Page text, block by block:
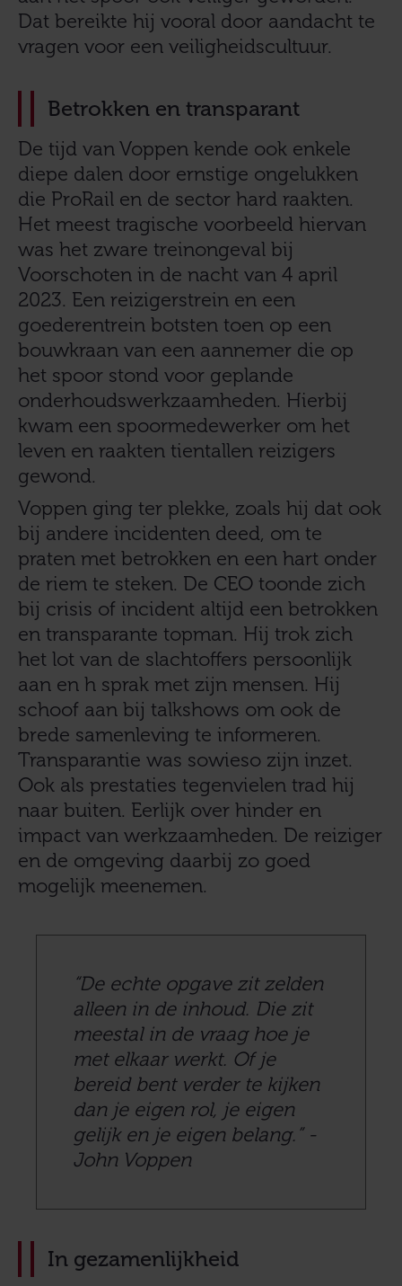
Dat bereikte hij vooral door aandacht te
vragen voor een veiligheidscultuur.
Betrokken en transparant
De tijd van Voppen kende ook enkele
diepe dalen door ernstige ongelukken
die ProRail en de sector hard raakten.
Het meest tragische voorbeeld hiervan
was het zware treinongeval bij
Voorschoten in de nacht van 4 april
2023. Een reizigerstrein en een
goederentrein botsten toen op een
bouwkraan van een aannemer die op
het spoor stond voor geplande
onderhoudswerkzaamheden. Hierbij
kwam een spoormedewerker om het
leven en raakten tientallen reizigers
gewond.
Voppen ging ter plekke, zoals hij dat ook
bij andere incidenten deed, om te
praten met betrokken en een hart onder
de riem te steken. De CEO toonde zich
bij crisis of incident altijd een betrokken
en transparante topman. Hij trok zich
het lot van de slachtoffers persoonlijk
aan en h sprak met zijn mensen. Hij
schoof aan bij talkshows om ook de
brede samenleving te informeren.
Transparantie was sowieso zijn inzet.
Ook als prestaties tegenvielen trad hij
naar buiten. Eerlijk over hinder en
impact van werkzaamheden. De reiziger
en de omgeving daarbij zo goed
mogelijk meenemen.
“De echte opgave zit zelden
alleen in de inhoud. Die zit
meestal in de vraag hoe je
met elkaar werkt. Of je
bereid bent verder te kijken
dan je eigen rol, je eigen
gelijk en je eigen belang.” -
John Voppen
In gezamenlijkheid